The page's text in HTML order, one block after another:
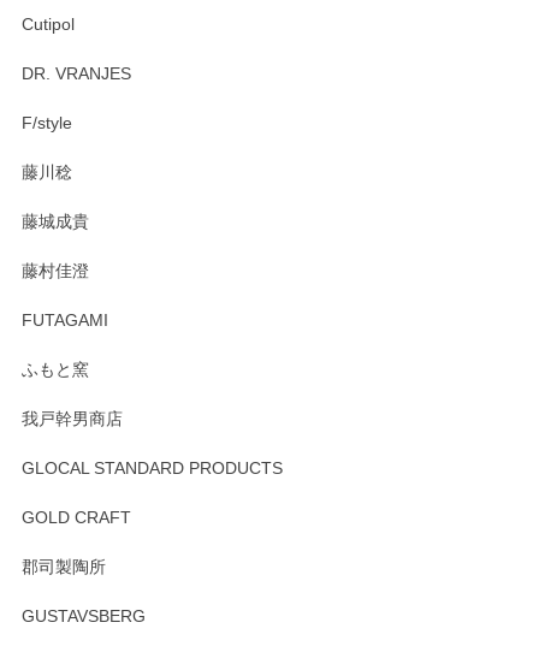
Cutipol
DR. VRANJES
F/style
藤川稔
藤城成貴
藤村佳澄
FUTAGAMI
ふもと窯
我戸幹男商店
GLOCAL STANDARD PRODUCTS
GOLD CRAFT
郡司製陶所
GUSTAVSBERG